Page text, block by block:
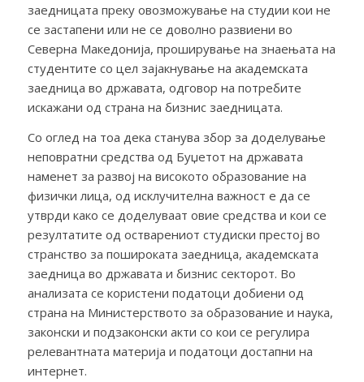
заедницата преку овозможување на студии кои не
се застапени или не се доволно развиени во
Северна Македонија, проширување на знаењата на
студентите со цел зајакнување на академската
заедница во државата, одговор на потребите
искажани од страна на бизнис заедницата.
Со оглед на тоа дека станува збор за доделување
неповратни средства од Буџетот на државата
наменет за развој на високото образование на
физички лица, од исклучителна важност е да се
утврди како се доделуваат овие средства и кои се
резултатите од остварениот студиски престој во
странство за пошироката заедница, академската
заедница во државата и бизнис секторот. Во
анализата се користени податоци добиени од
страна на Министерството за образование и наука,
законски и подзаконски акти со кои се регулира
релевантната материја и податоци достапни на
интернет.